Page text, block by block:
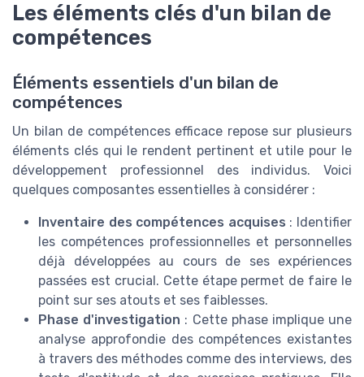
Les éléments clés d'un bilan de
compétences
Éléments essentiels d'un bilan de
compétences
Un bilan de compétences efficace repose sur plusieurs
éléments clés qui le rendent pertinent et utile pour le
développement professionnel des individus. Voici
quelques composantes essentielles à considérer :
Inventaire des compétences acquises : Identifier
les compétences professionnelles et personnelles
déjà développées au cours de ses expériences
passées est crucial. Cette étape permet de faire le
point sur ses atouts et ses faiblesses.
Phase d'investigation : Cette phase implique une
analyse approfondie des compétences existantes
à travers des méthodes comme des interviews, des